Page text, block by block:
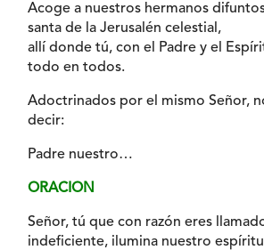
Acoge a nuestros hermanos
santa de la Jerusalén celestial,
allí donde tú, con el Padre y el
todo en todos.
Adoctrinados por el mismo Señor,
decir:
Padre nuestro…
ORACION
Señor, tú que con razón eres
indeficiente, ilumina nuestro